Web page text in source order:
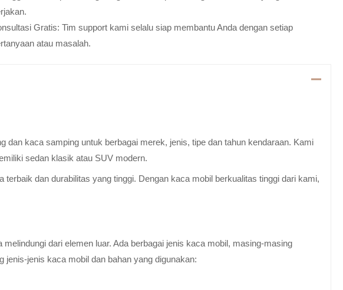
Gratis: Tim support kami selalu siap membantu Anda dengan setiap
atau masalah.
dan kaca samping untuk berbagai merek, jenis, tipe dan tahun kendaraan. Kami
sedan klasik atau SUV modern.
dan durabilitas yang tinggi. Dengan kaca mobil berkualitas tinggi dari kami,
dari elemen luar. Ada berbagai jenis kaca mobil, masing-masing
jenis kaca mobil dan bahan yang digunakan: